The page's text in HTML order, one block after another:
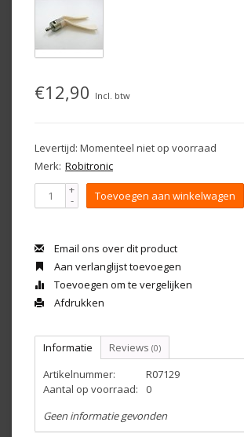
€12,90 Incl. btw
Levertijd: Momenteel niet op voorraad
Merk: Robitronic
+
- Toevoegen aan winkelwagen
Email ons over dit product
Aan verlanglijst toevoegen
Toevoegen om te vergelijken
Afdrukken
Informatie Reviews (0)
Artikelnummer:
R07129
Aantal op voorraad:
0
Geen informatie gevonden